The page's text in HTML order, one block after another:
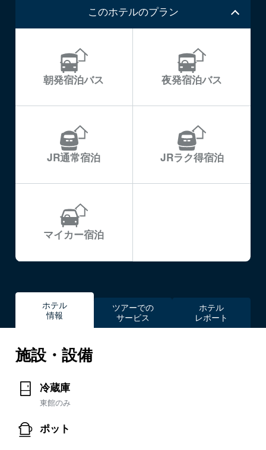
このホテルのプラン
朝発宿泊バス 夜発宿泊バス
JR通常宿泊 JRラク得宿泊
マイカー宿泊
ホテル
情報
ツアーでの
サービス
ホテル
レポート
施設・設備
冷蔵庫
東館のみ
ポット